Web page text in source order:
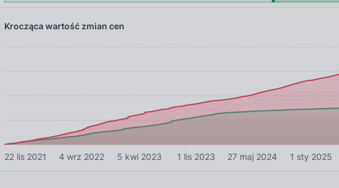
Krocząca wartość zmian cen
22 lis 2021 4 wrz 2022 5 kwi 2023 1 lis 2023 27 maj 2024 1 sty 2025